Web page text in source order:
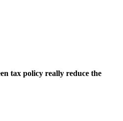
tax policy really reduce the